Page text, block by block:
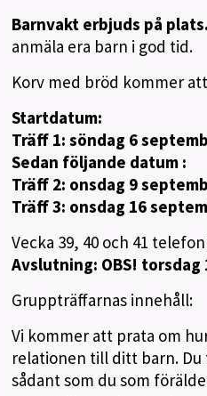
Barnvakt erbjuds på plats.
anmäla era barn i god tid.
Korv med bröd kommer
Startdatum:
Träff 1: söndag 6
Sedan följande datum :
Träff 2: onsdag 9
Träff 3: onsdag 16
Vecka 39, 40 och 41
Avslutning: OBS! torsdag
Gruppträffarnas innehåll:
Vi kommer att prata om
relationen till ditt barn.
sådant som du som